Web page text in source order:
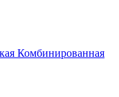
Комбинированная